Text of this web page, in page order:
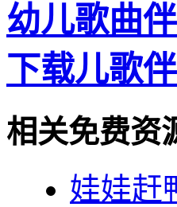
幼儿歌曲
下载儿歌
相关免费资
娃娃赶